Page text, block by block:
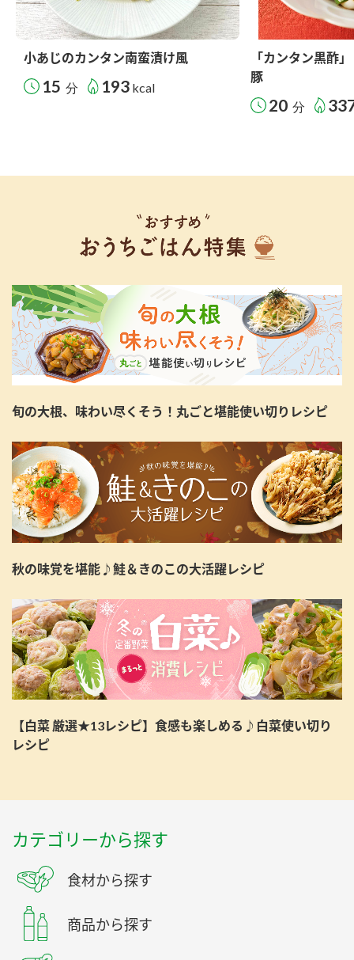
小あじのカンタン南蛮漬け風
15 分 193 kcal
「カンタン黒酢
豚
20 分
旬の大根、味わい尽くそう！丸ごと堪能使い切りレシピ
秋の味覚を堪能♪鮭＆きのこの大活躍レシピ
【白菜 厳選★13レシピ】食感も楽しめる♪白菜使い切り
レシピ
カテゴリーから探す
食材から探す
商品から探す